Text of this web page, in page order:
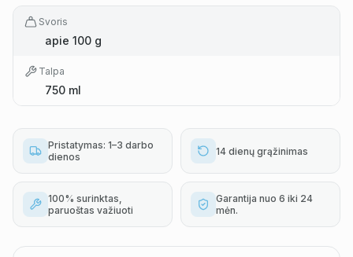
Svoris
apie 100 g
Talpa
750 ml
Pristatymas: 1–3 darbo
dienos
14 dienų grąžinimas
100% surinktas,
paruoštas važiuoti
Garantija nuo 6 iki 24
mėn.